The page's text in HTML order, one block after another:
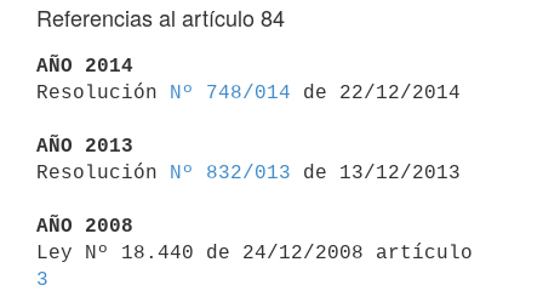
Referencias al artículo 84
AÑO 2014
Resolución
Nº 748/014 de 22/12/2014
AÑO 2013
Resolución
Nº 832/013 de 13/12/2013
AÑO 2008
3